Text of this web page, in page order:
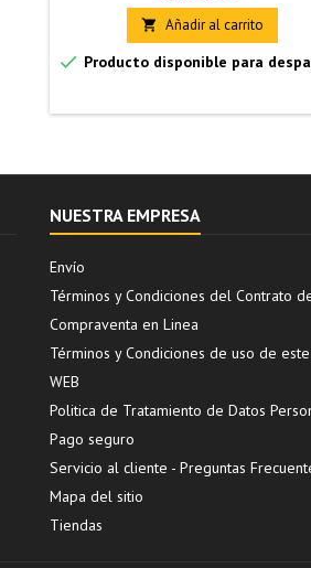
 Añadir al carrito
 Producto disponible para
NUESTRA EMPRESA
Envío
Términos y Condiciones del Contrato
Compraventa en Linea
Términos y Condiciones de uso de
WEB
Politica de Tratamiento de Datos
Pago seguro
Servicio al cliente - Preguntas
Mapa del sitio
Tiendas